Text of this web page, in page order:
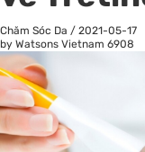
Chăm Sóc Da / 2021-05-17
by Watsons Vietnam 6908